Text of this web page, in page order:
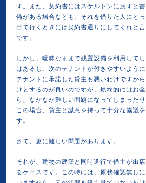
す。また、契約書にはスケルトンに戻すと
備がある場合なども、それを借りた人にとっ
出て行くときには契約書通りにしてくれと
です。
しかし、曖昧なままで残置設備を利用して
はあるし、次のテナントが付きやすいよう
テナントに承諾した貸主も悪いわけですか
けとするのが良いのですが、最終的にはお
ら、なかなか難しい問題になってしまったり
この場合、貸主と誠意を持って十分な協議
す。
さて、更に難しい問題があります。
それが、建物の建築と同時進行で借主が出
るケースです。この時には、原状確認無し